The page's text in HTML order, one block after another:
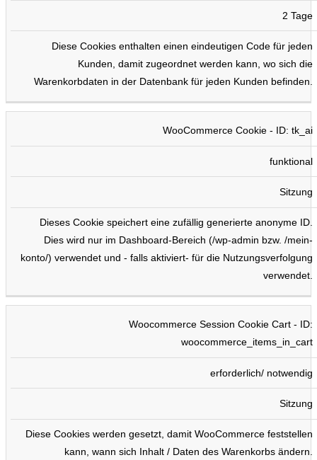
2 Tage
Diese Cookies enthalten einen eindeutigen Code für jeden
Kunden, damit zugeordnet werden kann, wo sich die
Warenkorbdaten in der Datenbank für jeden Kunden befinden.
WooCommerce Cookie - ID: tk_ai
funktional
Sitzung
Dieses Cookie speichert eine zufällig generierte anonyme ID.
Dies wird nur im Dashboard-Bereich (/wp-admin bzw. /mein-
konto/) verwendet und - falls aktiviert- für die Nutzungsverfolgung
verwendet.
Woocommerce Session Cookie Cart - ID:
woocommerce_items_in_cart
erforderlich/ notwendig
Sitzung
Diese Cookies werden gesetzt, damit WooCommerce feststellen
kann, wann sich Inhalt / Daten des Warenkorbs ändern.